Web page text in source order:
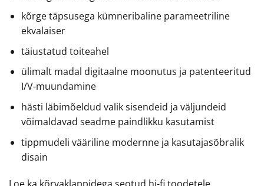
kõrge täpsusega kümneribaline parameetriline
ekvalaiser
täiustatud toiteahel
ülimalt madal digitaalne moonutus ja patenteeritud
I/V-muundamine
hästi läbimõeldud valik sisendeid ja väljundeid
võimaldavad seadme paindlikku kasutamist
tippmudeli vääriline modernne ja kasutajasõbralik
disain